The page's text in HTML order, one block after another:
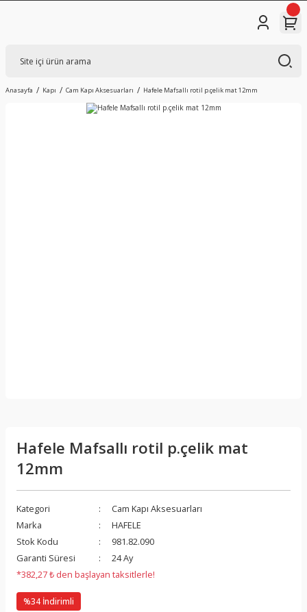
Anasayfa Kapı Cam Kapı Aksesuarları Hafele Mafsallı rotil p.çelik mat 12mm
Hafele Mafsallı rotil p.çelik mat
12mm
Kategori
Cam Kapı Aksesuarları
Marka
HAFELE
Stok Kodu
981.82.090
Garanti Süresi
24 Ay
*382,27 ₺ den başlayan taksitlerle!
%34 İndirimli